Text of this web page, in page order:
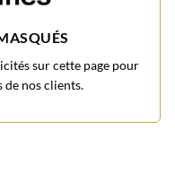
sur cette page pour
de nos clients.